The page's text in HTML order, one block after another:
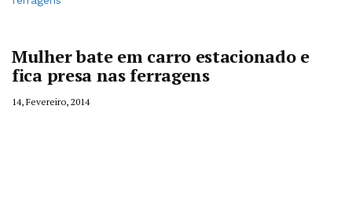
Mulher bate em carro estacionado e
fica presa nas ferragens
14, Fevereiro, 2014